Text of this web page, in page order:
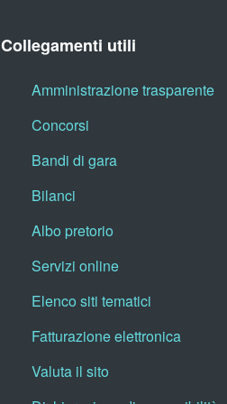
Collegamenti utili
Amministrazione trasparente
Concorsi
Bandi di gara
Bilanci
Albo pretorio
Servizi online
Elenco siti tematici
Fatturazione elettronica
Valuta il sito